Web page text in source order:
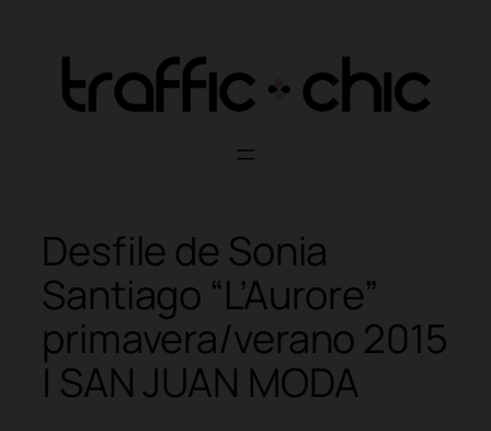
content
Desfile de Sonia
Santiago “L’Aurore”
primavera/verano 2015
| SAN JUAN MODA